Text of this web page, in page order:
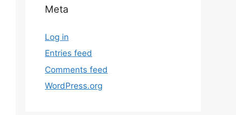
Meta
Log in
Entries feed
Comments feed
WordPress.org